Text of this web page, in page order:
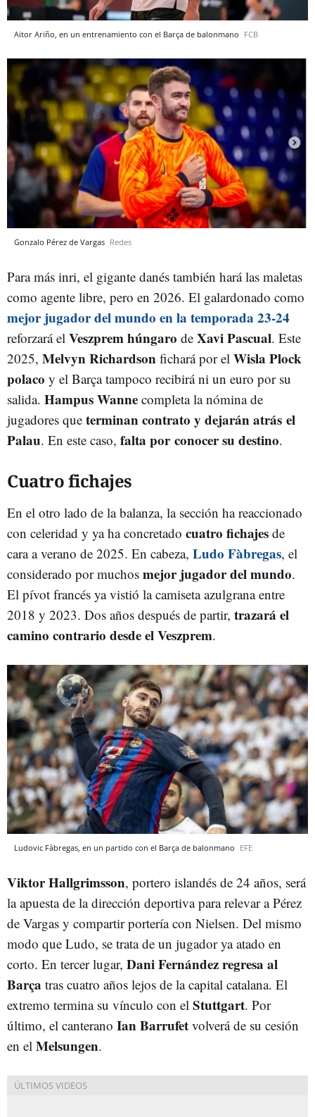
Aitor Ariño, en un entrenamiento con el Barça de balonmano FCB
Gonzalo Pérez de Vargas Redes
Para más inri, el gigante danés también hará las maletas
como agente libre, pero en 2026. El galardonado como
mejor jugador del mundo en la temporada 23-24
reforzará el Veszprem húngaro de Xavi Pascual. Este
2025, Melvyn Richardson fichará por el Wisla Plock
polaco y el Barça tampoco recibirá ni un euro por su
salida. Hampus Wanne completa la nómina de
jugadores que terminan contrato y dejarán atrás el
Palau. En este caso, falta porconocer su destino.
Cuatro fichajes
En el otro lado de la balanza, la sección ha reaccionado
con celeridad y ya ha concretado cuatro fichajes de
cara a verano de 2025. En cabeza, Ludo Fàbregas, el
considerado por muchos mejor jugador del mundo.
El pívot francés ya vistió la camiseta azulgrana entre
2018 y 2023. Dos años después de partir, trazará el
camino contrario desde el Veszprem.
Ludovic Fàbregas, en un partido con el Barça de balonmano EFE
Viktor Hallgrimsson, portero islandés de 24 años, será
la apuesta de la dirección deportiva para relevar a Pérez
de Vargas y compartir portería con Nielsen. Del mismo
modo que Ludo, se trata de un jugador ya atado en
corto. En tercer lugar, Dani Fernández regresa al
Barça tras cuatro años lejos de la capital catalana. El
extremo termina su vínculo con el Stuttgart. Por
último, el canterano Ian Barrufet volverá de su cesión
en el Melsungen.